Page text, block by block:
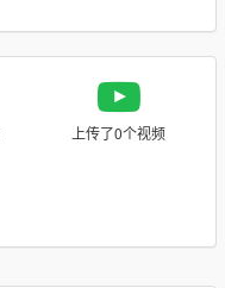
上传了0个视频